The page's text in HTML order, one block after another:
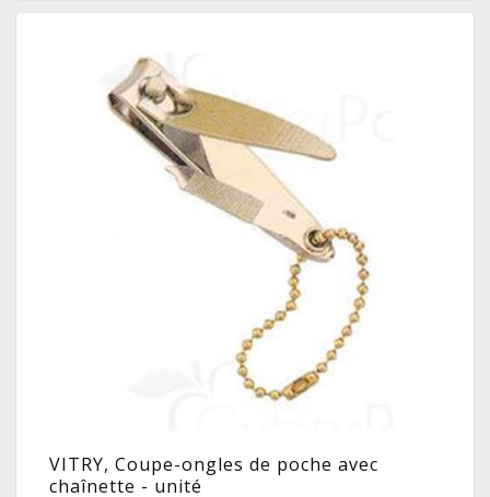
VITRY, Coupe-ongles de poche avec
chaînette - unité